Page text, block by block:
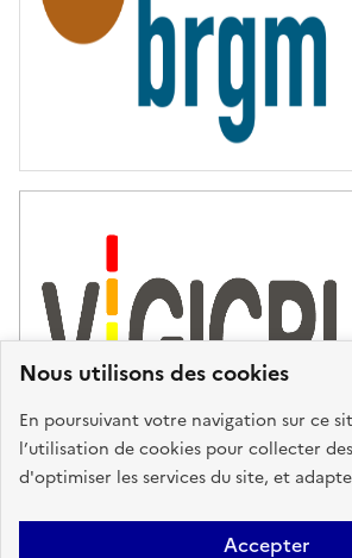
Nous utilisons des cookies
En poursuivant votre navigation sur ce
l’utilisation de cookies pour collecter
d'optimiser les services du site, et
Accepter
Plan du site Accessibilité : partiellement